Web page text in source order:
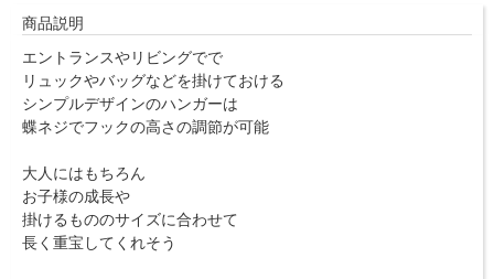
商品説明
エントランスやリビングでで
リュックやバッグなどを掛けておける
シンプルデザインのハンガーは
蝶ネジでフックの高さの調節が可能
大人にはもちろん
お子様の成長や
掛けるもののサイズに合わせて
長く重宝してくれそう